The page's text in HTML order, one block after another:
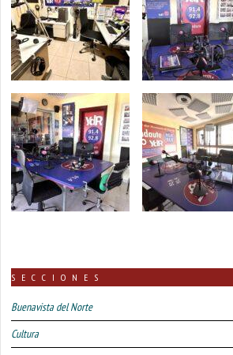
SECCIONES
Buenavista del Norte
Cultura